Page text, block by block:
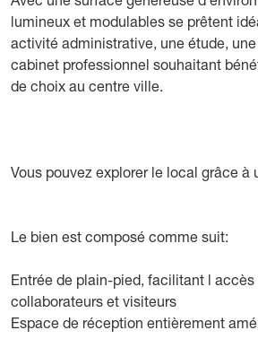
lumineux et modulables se prêtent
activité administrative, une étude,
cabinet professionnel souhaitant
de choix au centre ville.
Vous pouvez explorer le local grâce à
Le bien est composé comme suit:
Entrée de plain-pied, facilitant l accès
collaborateurs et visiteurs
Espace de réception entièrement